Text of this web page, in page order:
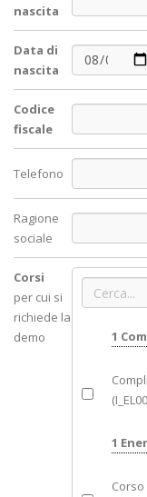
nascita
Data di
nascita
Codice
fiscale
Telefono
Ragione
sociale
Corsi
per cui si
richiede la
demo
1
1